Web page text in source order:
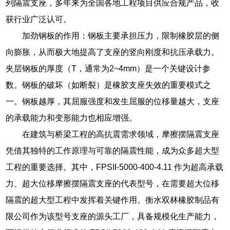
列隔震支座，多年来为全国各地工程项目供应合规产品，收
获行业广泛认可。
加劲钢板的作用：钢板主要承担压力，限制橡胶层的侧
向膨胀，从而极大地提高了支座的竖向刚度和抗压承载力。
夹层钢板的厚度（T，通常为2~4mm）是一个关键设计参
数。钢板的破坏（如断裂）是橡胶支座失效的重要模式之
一。钢板越厚，其屈服强度和发生屈服的位移量越大，支座
的承载能力和变形能力也相应增强。
在建筑与桥梁工程的高抗震需求领域，摩擦摆隔震支座
凭借其独特的工作原理与可靠的隔震性能，成为众多超大型
工程的重要选择。其中，FPSII-5000-400-4.11 作为超高承载
力、超大位移摩擦摆隔震支座的代表型号，在需要超大位移
隔震的超大型工程中发挥着关键作用。衡水双林橡胶制品有
限公司作为该型号支座的源头工厂，具备规模化生产能力，